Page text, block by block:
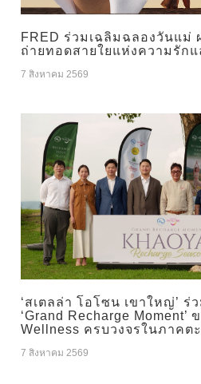
FRED ร่วมเฉลิมฉลองวันแม่
ถ่ายทอดสายใยแห่งความรัก
7 สิงหาคม 2569
‘สเตลล่า โอโซน เขาใหญ่’
‘Grand Recharge
Wellness ครบวงจรในภาคต
7 สิงหาคม 2569